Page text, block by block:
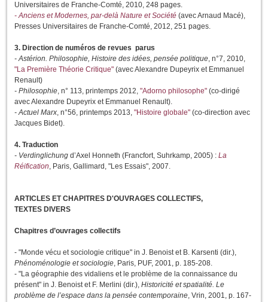
Universitaires de Franche-Comté, 2010, 248 pages.
- Anciens et Modernes, par-delà Nature et Société (avec Arnaud Macé),
Presses Universitaires de Franche-Comté, 2012, 251 pages.
3. Direction de numéros de revues parus
- Astérion. Philosophie, Histoire des idées, pensée politique, n°7, 2010,
"La Première Théorie Critique" (avec Alexandre Dupeyrix et Emmanuel
Renault)
- Philosophie, n° 113, printemps 2012, "Adorno philosophe" (co-dirigé
avec Alexandre Dupeyrix et Emmanuel Renault).
- Actuel Marx, n°56, printemps 2013, "Histoire globale" (co-direction avec
Jacques Bidet).
4. Traduction
- Verdinglichung d’Axel Honneth (Francfort, Suhrkamp, 2005) : La
Réification, Paris, Gallimard, "Les Essais", 2007.
ARTICLES ET CHAPITRES D'OUVRAGES COLLECTIFS,
TEXTES DIVERS
Chapitres d’ouvrages collectifs
- "Monde vécu et sociologie critique" in J. Benoist et B. Karsenti (dir.),
Phénoménologie et sociologie, Paris, PUF, 2001, p. 185-208.
- "La géographie des vidaliens et le problème de la connaissance du
présent" in J. Benoist et F. Merlini (dir.), Historicité et spatialité. Le
problème de l’espace dans la pensée contemporaine, Vrin, 2001, p. 167-